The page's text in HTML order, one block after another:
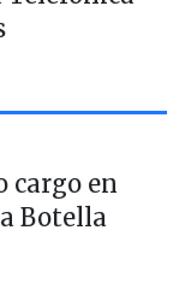
cargo en
Botella